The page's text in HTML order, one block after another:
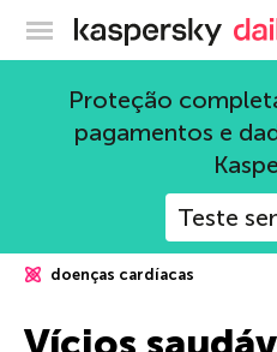
Blog
Proteção
pagamentos e
Teste
doenças cardíacas